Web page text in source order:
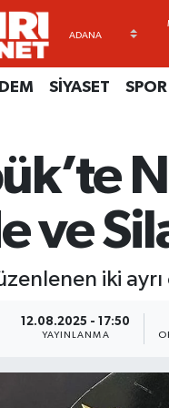
SİYASET SPOR
ve
iki
12.08.2025 - 17:50
YAYINLANMA